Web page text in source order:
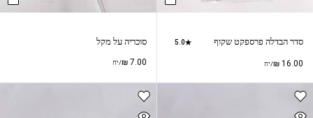
סדר הבדלה פרספקט שקוף 5.0
₪ 16.00 /יח
סוכריה על מקל
₪7.00 /יח